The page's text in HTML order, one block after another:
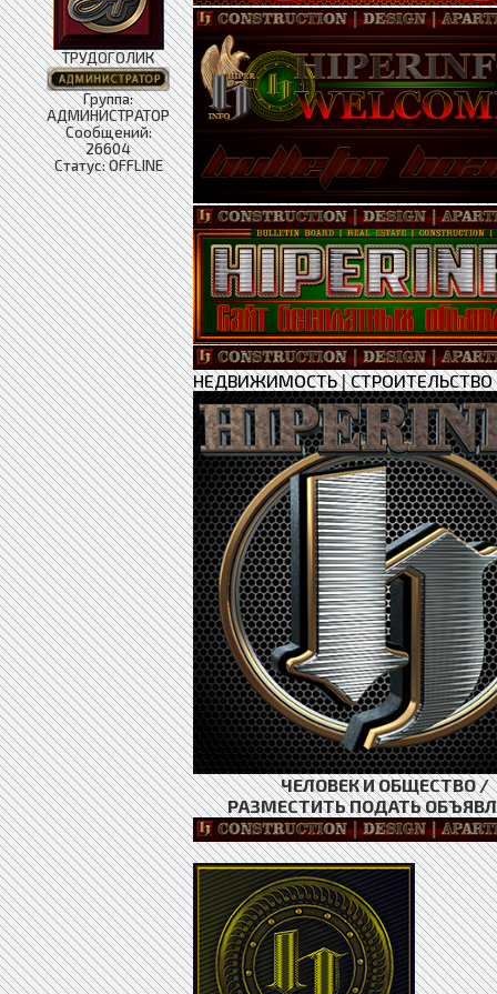
ТРУДОГОЛИК
Группа:
АДМИНИСТРАТОР
Сообщений:
26604
Статус:OFFLINE
НЕДВИЖИМОСТЬ|СТРОИТЕЛЬСТВО
ЧЕЛОВЕК И ОБЩЕСТВО /
РАЗМЕСТИТЬ ПОДАТЬ